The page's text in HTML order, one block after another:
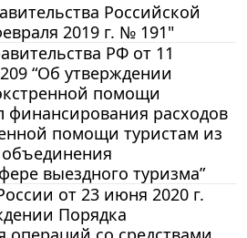
Российской
2019 г. № 191"
РФ от 11
“Об утверждении
помощи
финансирования расходов
помощи туристам из
выездного туризма”
от 23 июня 2020 г.
Порядка